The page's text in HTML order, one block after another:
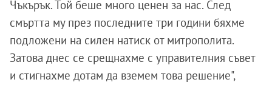
Чъкърък. Той беше много ценен за нас. След
смъртта му през последните три години бяхме
подложени на силен натиск от митрополита.
Затова днес се срещнахме с управителния съвет
и стигнахме дотам да вземем това решение",